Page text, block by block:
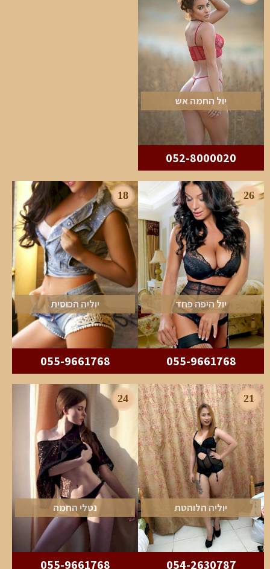
יול החמה אש
052-8000020
26
יול היפה פחד
055-9661768
18
יוליה הכוסית
055-9661768
21
יוליה הלוהטת
054-2630787
24
נטלי החמה
055-9661768